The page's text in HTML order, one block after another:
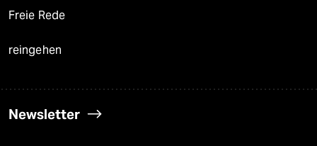
Freie Rede
reingehen
Newsletter